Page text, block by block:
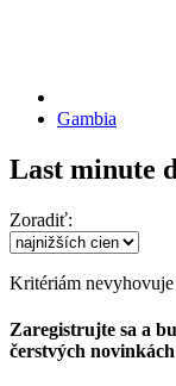
Gambia
Last minute
Zoradiť:
Kritériám
Zaregistrujte sa a
čerstvých novinkách